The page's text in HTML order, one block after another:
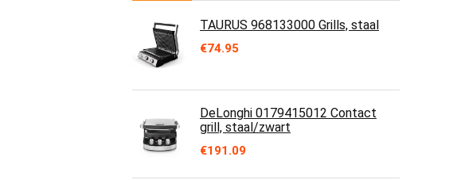
TAURUS 968133000 Grills, staal
€74.95
DeLonghi 0179415012 Contact
grill, staal/zwart
€191.09